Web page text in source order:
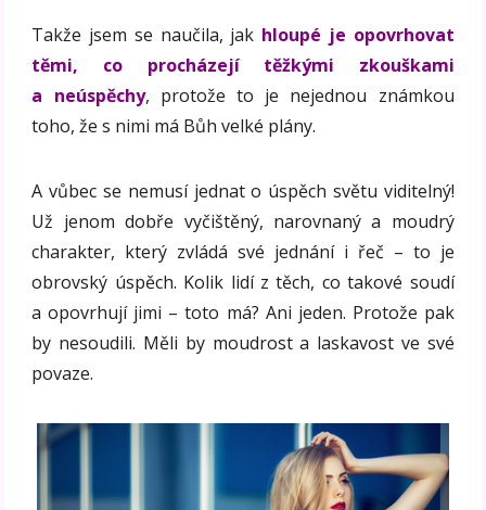
Takže jsem se naučila, jak hloupé je opovrhovat
těmi, co procházejí těžkými zkouškami
a neúspěchy, protože to je nejednou známkou
toho, že s nimi má Bůh velké plány.
A vůbec se nemusí jednat o úspěch světu viditelný!
Už jenom dobře vyčištěný, narovnaný a moudrý
charakter, který zvládá své jednání i řeč – to je
obrovský úspěch. Kolik lidí z těch, co takové soudí
a opovrhují jimi – toto má? Ani jeden. Protože pak
by nesoudili. Měli by moudrost a laskavost ve své
povaze.